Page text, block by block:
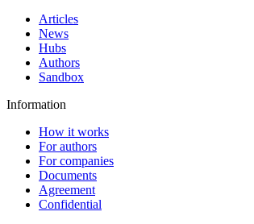
Articles
News
Hubs
Authors
Sandbox
Information
How it works
For authors
For companies
Documents
Agreement
Confidential